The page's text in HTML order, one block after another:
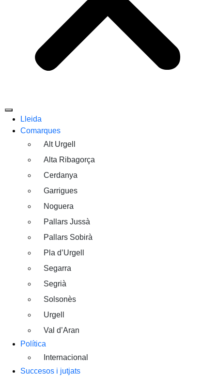
Lleida
Comarques
Alt Urgell
Alta Ribagorça
Cerdanya
Garrigues
Noguera
Pallars Jussà
Pallars Sobirà
Pla d’Urgell
Segarra
Segrià
Solsonès
Urgell
Val d’Aran
Política
Internacional
Succesos i jutjats